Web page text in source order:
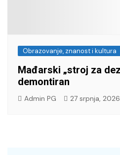
Obrazovanje, znanost i kultura
Mađarski „stroj za
demontiran
Admin PG 27 srpnja, 2026